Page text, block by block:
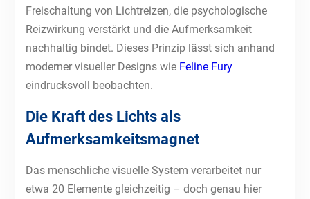
Freischaltung von Lichtreizen, die psychologische
Reizwirkung verstärkt und die Aufmerksamkeit
nachhaltig bindet. Dieses Prinzip lässt sich anhand
moderner visueller Designs wie Feline Fury
eindrucksvoll beobachten.
Die Kraft des Lichts als
Aufmerksamkeitsmagnet
Das menschliche visuelle System verarbeitet nur
etwa 20 Elemente gleichzeitig – doch genau hier